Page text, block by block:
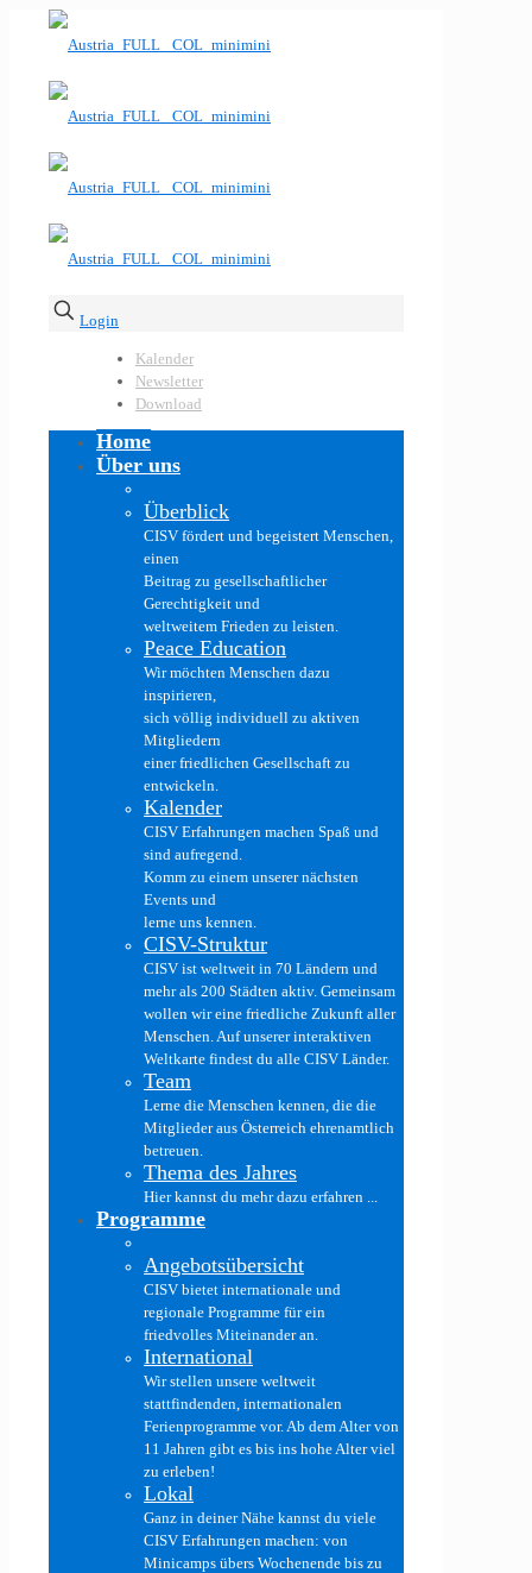
Login
Kalender
Newsletter
Download
Home
Über uns
Überblick
CISV fördert und begeistert Menschen,
einen
Beitrag zu gesellschaftlicher
Gerechtigkeit und
weltweitem Frieden zu leisten.
Peace Education
Wir möchten Menschen dazu
inspirieren,
sich völlig individuell zu aktiven
Mitgliedern
einer friedlichen Gesellschaft zu
entwickeln.
Kalender
CISV Erfahrungen machen Spaß und
sind aufregend.
Komm zu einem unserer nächsten
Events und
lerne uns kennen.
CISV-Struktur
CISV ist weltweit in 70 Ländern und
mehr als 200 Städten aktiv. Gemeinsam
wollen wir eine friedliche Zukunft aller
Menschen. Auf unserer interaktiven
Weltkarte findest du alle CISV Länder.
Team
Lerne die Menschen kennen, die die
Mitglieder aus Österreich ehrenamtlich
betreuen.
Thema des Jahres
Hier kannst du mehr dazu erfahren ...
Programme
Angebotsübersicht
CISV bietet internationale und
regionale Programme für ein
friedvolles Miteinander an.
International
Wir stellen unsere weltweit
stattfindenden, internationalen
Ferienprogramme vor. Ab dem Alter von
11 Jahren gibt es bis ins hohe Alter viel
zu erleben!
Lokal
Ganz in deiner Nähe kannst du viele
CISV Erfahrungen machen: von
Minicamps übers Wochenende bis zu